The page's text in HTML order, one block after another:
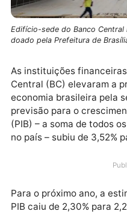
Edifício-sede do Banco
doado pela Prefeitura de
As instituições
Central (BC) elevaram
previsão para o
no país – subiu de